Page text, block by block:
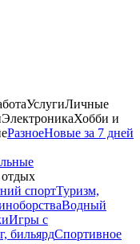
УслугиЛичные
ЭлектроникаХобби и
РазноеНовые за 7 дней
спортТуризм,
Водный
Игры с
бильярдСпортивное